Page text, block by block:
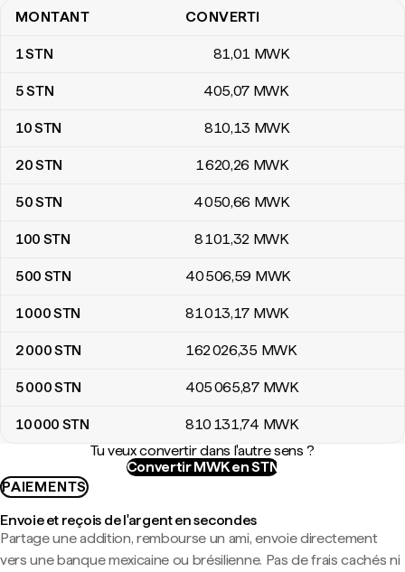
Table de conversion dobras santoméens vers kwachas
MONTANT CONVERTI
1STN 81,01 MWK
5STN 405,07 MWK
10STN 810,13 MWK
20STN 1 620,26 MWK
50STN 4 050,66 MWK
100 STN 8 101,32 MWK
500 STN 40 506,59 MWK
1 000STN 81 013,17 MWK
2 000STN 162 026,35 MWK
5 000STN 405 065,87 MWK
10 000 STN 810 131,74 MWK
Tu veux convertir dans l'autre sens ?
Convertir MWK en STN
PAIEMENTS
Envoie et reçois de l'argent en secondes
Partage une addition, rembourse un ami, envoie directement
vers une banque mexicaine ou brésilienne. Pas de frais cachés ni